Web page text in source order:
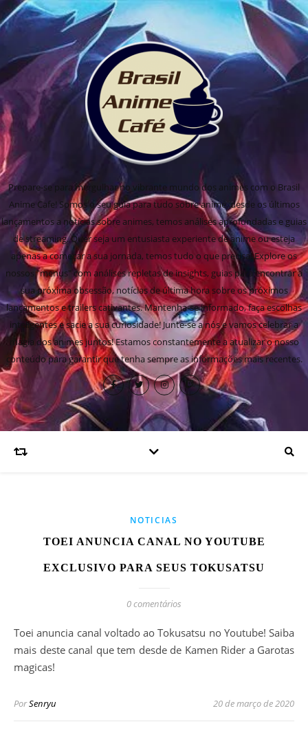
Prepare-se para mergulhar no vibrante mundo dos animes com o Brasil
Anime Cafe! Somos o seu guia para tudo sobre anime, desde os últimos
lançamentos a notícias sobre animes, temos análises aprofundadas e guias
de streaming. Quer seja um entusiasta experiente de anime ou esteja
apenas a começar a sua jornada, temos tudo o que precisa! Explore os
nossos "menus" com análises repletas de insights, guias para encontrar a
sua próxima obsessão, notícias de última hora sobre os próximos
lançamentos e trailers cativantes. Mantenha-se informado, faça escolhas
inteligentes e sacie a sua curiosidade! Junte-se a nós e vamos celebrar a
magia dos animes juntos! Estamos constantemente a atualizar o nosso
conteúdo para garantir que tenha sempre as informações mais recentes.
NOTICIAS
TOEI ANUNCIA CANAL NO YOUTUBE
EXCLUSIVO PARA SEUS TOKUSATSU
0 comentários
Toei anuncia canal voltado ao Tokusatsu no Youtube! Saiba
mais deste canal que tem desde de Kamen Rider a Garotas
magicas!
PorSenryu 20 de março de 2020